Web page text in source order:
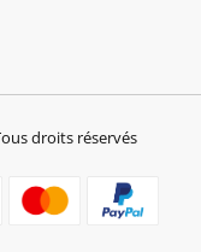
droits réservés